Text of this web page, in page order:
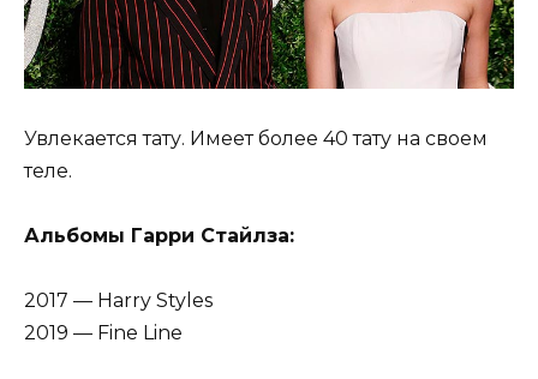
Увлекается тату. Имеет более 40 тату на своем
теле.
Альбомы Гарри Стайлза:
2017 — Harry Styles
2019 — Fine Line